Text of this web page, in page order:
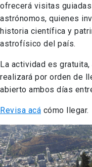
ofrecerá visitas
astrónomos, quienes
historia científica y
astrofísico del país.
La actividad es
realizará por orden de
abierto ambos días
Revisa acá cómo llegar.